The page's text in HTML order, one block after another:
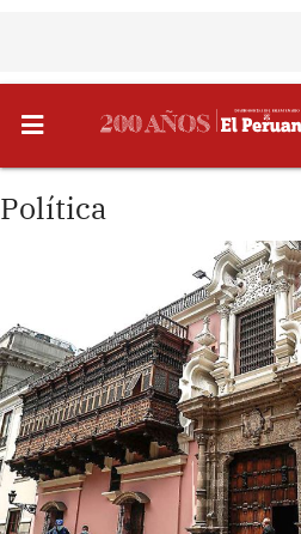
Política